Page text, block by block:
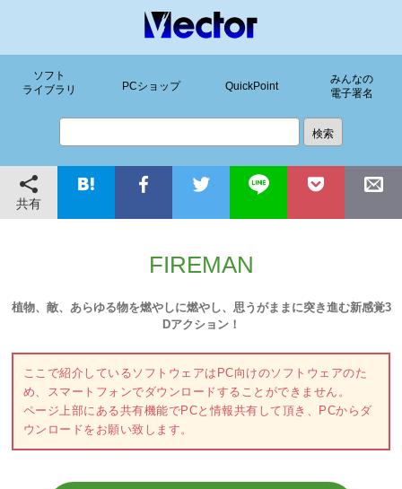
ソフト
ライブラリ
PCショップ QuickPoint
みんなの
電子署名
共有
FIREMAN
植物、敵、あらゆる物を燃やしに燃やし、思うがままに突き進む新感覚3
Dアクション！
ここで紹介しているソフトウェアはPC向けのソフトウェアのた
め、スマートフォンでダウンロードすることができません。
ページ上部にある共有機能でPCと情報共有して頂き、PCからダ
ウンロードをお願い致します。